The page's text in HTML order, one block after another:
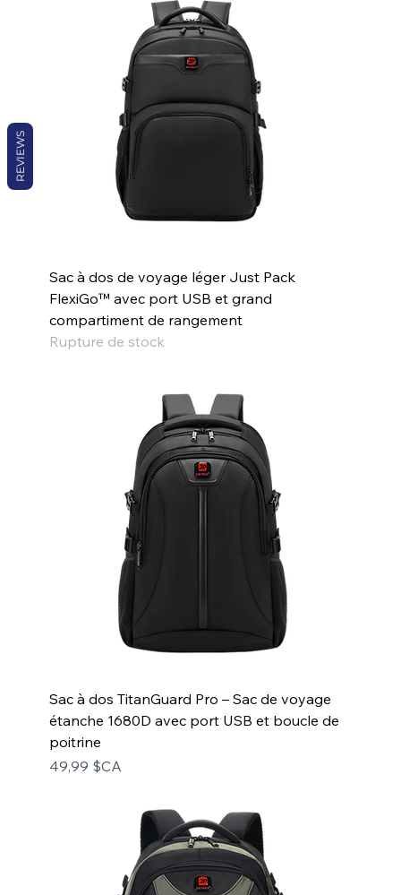
Sac à dos de voyage léger Just Pack
FlexiGo™ avec port USB et grand
compartiment de rangement
Rupture de stock
Sac à dos TitanGuard Pro – Sac de voyage
étanche 1680D avec port USB et boucle de
poitrine
Prix
49,99 $CA
REVIEWS